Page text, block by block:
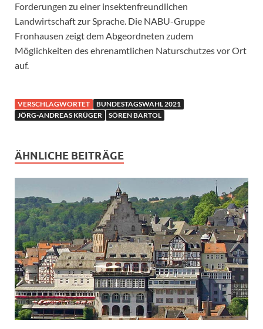
Forderungen zu einer insektenfreundlichen
Landwirtschaft zur Sprache. Die NABU-Gruppe
Fronhausen zeigt dem Abgeordneten zudem
Möglichkeiten des ehrenamtlichen Naturschutzes vor Ort
auf.
VERSCHLAGWORTET
BUNDESTAGSWAHL 2021
JÖRG-ANDREAS KRÜGER
SÖREN BARTOL
ÄHNLICHE BEITRÄGE